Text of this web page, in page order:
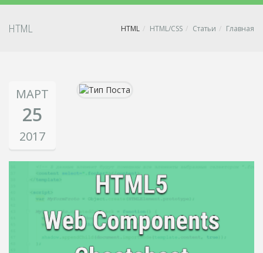
HTML HTML HTML/CSS Статьи Главная
МАРТ
25
2017